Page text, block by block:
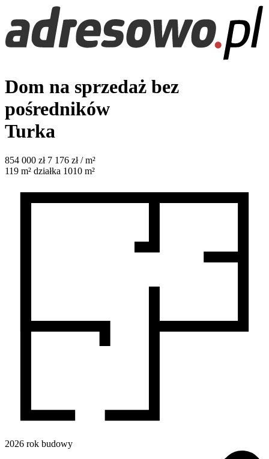
Dom na sprzedaż bez
pośredników
Turka
854 000 zł 7 176 zł / m²
119 m² działka 1010 m²
2026 rok budowy